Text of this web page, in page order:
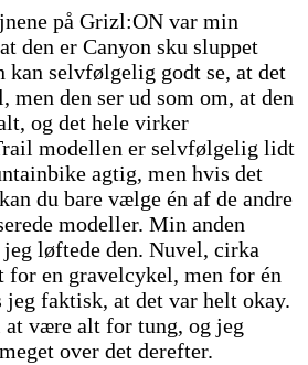
på Grizl:ON var min
den er Canyon sku sluppet
kan selvfølgelig godt se, at det
men den ser ud som om, at den
og det hele virker
modellen er selvfølgelig lidt
agtig, men hvis det
du bare vælge én af de andre
modeller. Min anden
løftede den. Nuvel, cirka
for en gravelcykel, men for én
jeg faktisk, at det var helt okay.
være alt for tung, og jeg
over det derefter.